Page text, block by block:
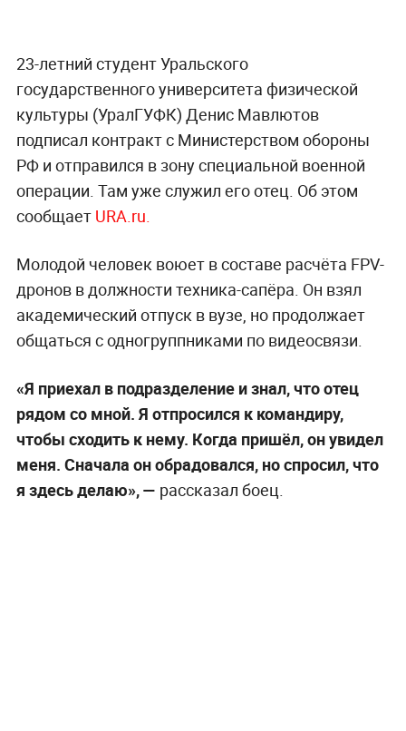
23-летний студент Уральского
государственного университета физической
культуры (УралГУФК) Денис Мавлютов
подписал контракт с Министерством обороны
РФ и отправился в зону специальной военной
операции. Там уже служил его отец. Об этом
сообщает URA.ru.
Молодой человек воюет в составе расчёта FPV-
дронов в должности техника-сапёра. Он взял
академический отпуск в вузе, но продолжает
общаться с одногруппниками по видеосвязи.
«Я приехал в подразделение и знал, что отец
рядом со мной. Я отпросился к командиру,
чтобы сходить к нему. Когда пришёл, он увидел
меня. Сначала он обрадовался, но спросил, что
я здесь делаю», — рассказал боец.